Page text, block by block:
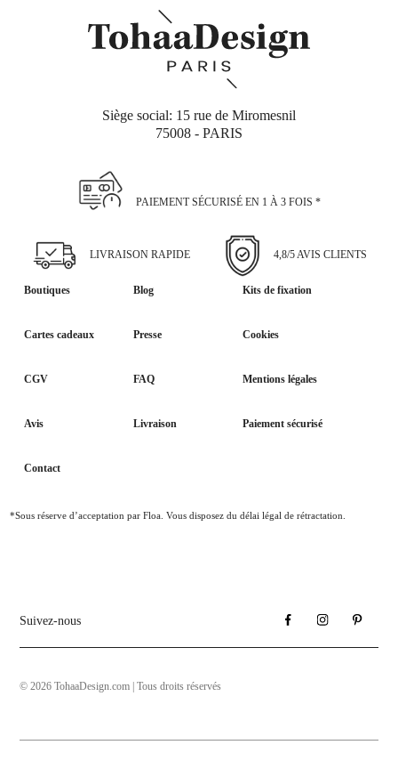
Siège social: 15 rue de Miromesnil
75008 - PARIS
PAIEMENT SÉCURISÉ EN 1 À 3 FOIS *
LIVRAISON RAPIDE 4,8/5 AVIS CLIENTS
Boutiques Blog Kits de fixation
Cartes cadeaux Presse Cookies
CGV FAQ Mentions légales
Avis Livraison Paiement sécurisé
Contact
*Sous réserve d’acceptation par Floa. Vous disposez du délai légal de rétractation.
Suivez-nous
© 2026 TohaaDesign.com | Tous droits réservés